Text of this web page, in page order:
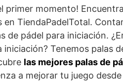
primer momento!
TiendaPadelTotal.
de pádel para iniciación.
Tenemos palas
las mejores palas de
a mejorar tu juego desde